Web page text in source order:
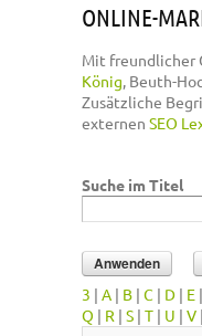
ONLINE-
Mit freundlicher
König, Beuth-
Zusätzliche
externen SEO
Suche im Titel
3 | A | B | C | D | E |
Q | R | S | T | U | V |